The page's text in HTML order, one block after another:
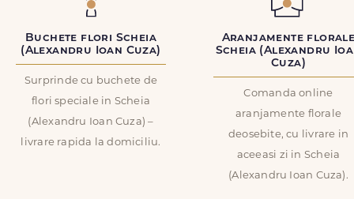
Buchete flori Scheia
(Alexandru Ioan Cuza)
Surprinde cu buchete de
flori speciale in Scheia
(Alexandru Ioan Cuza) –
livrare rapida la domiciliu.
Aranjamente
Scheia (Alexandru
Cuza)
Comanda online
aranjamente florale
deosebite, cu livrare in
aceeasi zi in Scheia
(Alexandru Ioan Cuza).